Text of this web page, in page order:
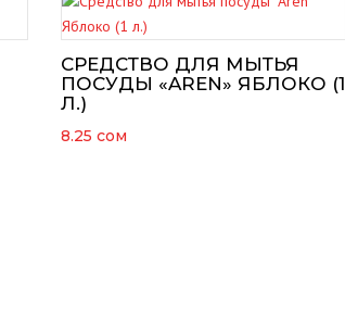
СРЕДСТВО ДЛЯ МЫТЬЯ
ПОСУДЫ «AREN» ЯБЛОКО (1
Л.)
8.25 сом